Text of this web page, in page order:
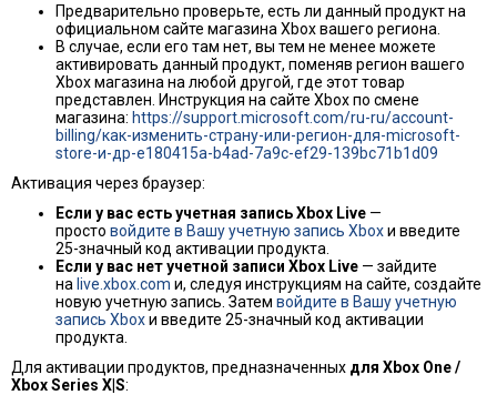
Предварительно проверьте, есть ли данный продукт на
официальном сайте магазина Xbox вашего региона.
В случае, если его там нет, вы тем не менее можете
активировать данный продукт, поменяв регион вашего
Xbox магазина на любой другой, где этот товар
представлен. Инструкция на сайте Xbox по смене
магазина: https://support.microsoft.com/ru-ru/account-
billing/как-изменить-страну-или-регион-для-microsoft-
store-и-др-e180415a-b4ad-7a9c-ef29-139bc71b1d09
Активация через браузер:
Если у вас есть учетная запись Xbox Live —
просто войдите в Вашу учетную запись Xboxи введите
25-значный код активации продукта.
Если у вас нет учетной записи Xbox Live — зайдите
на live.xbox.com и, следуя инструкциям на сайте, создайте
новую учетную запись. Затем войдите в Вашу учетную
запись Xboxи введите 25-значный код активации
продукта.
Для активации продуктов, предназначенных для Xbox One /
Xbox Series X|S: